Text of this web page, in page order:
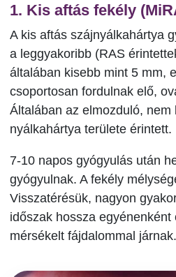
1. Kis aftás fekély
A kis aftás szájnyálkahártya
a leggyakoribb (RAS
általában kisebb mint 5 mm,
csoportosan fordulnak elő,
Általában az elmozduló, nem
nyálkahártya területe érintett.
7-10 napos gyógyulás után
gyógyulnak. A fekély
Visszatérésük, nagyon
időszak hossza egyénenként
mérsékelt fájdalommal járnak.